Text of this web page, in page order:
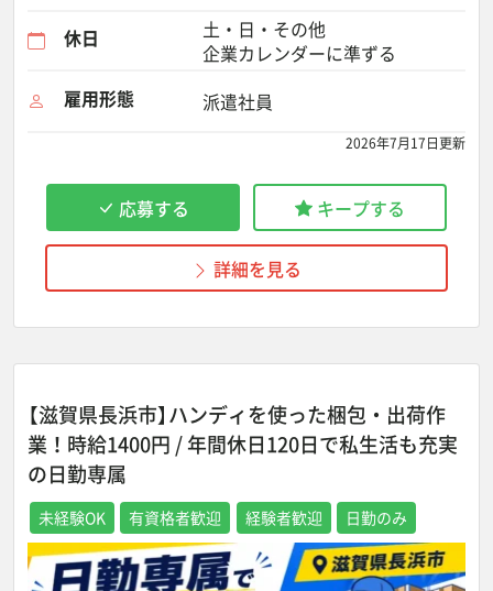
休日
土・日・その他
企業カレンダーに準ずる
雇用形態
派遣社員
2026年7月17日更新
応募する キープする
詳細を見る
【滋賀県長浜市】ハンディを使った梱包・出荷作
業！時給1400円 / 年間休日120日で私生活も充実
の日勤専属
未経験OK 有資格者歓迎 経験者歓迎 日勤のみ